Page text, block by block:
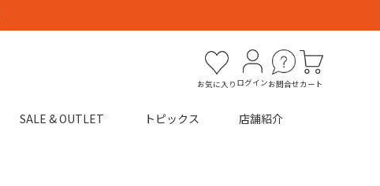
お気に入り ログインお問合せカート
SALE & OUTLET トピックス 店舗紹介